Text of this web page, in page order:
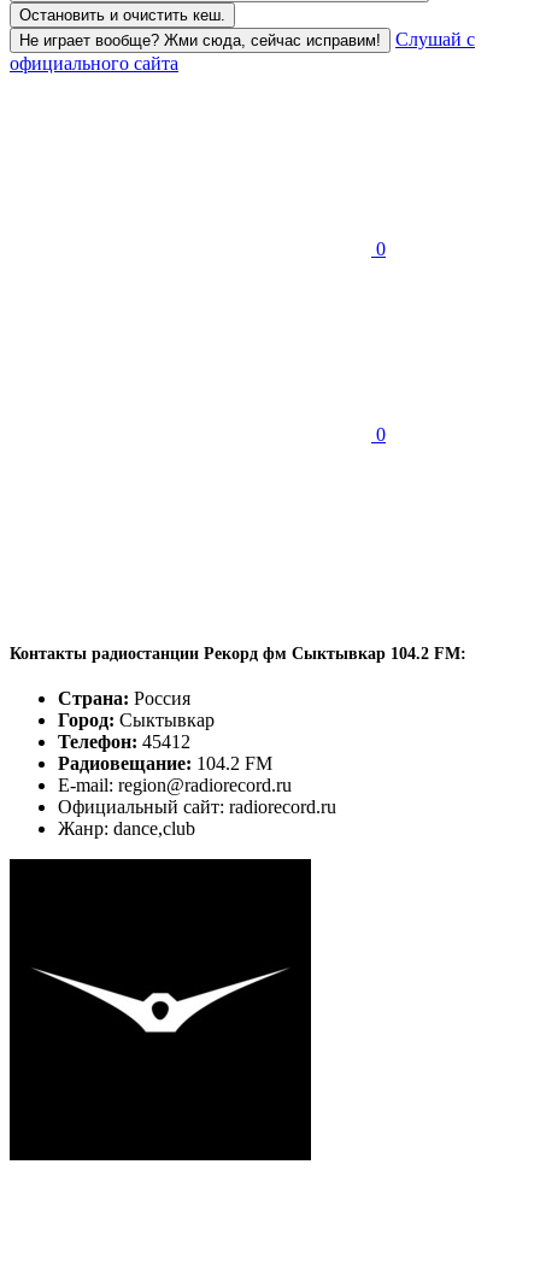
Остановить и очистить кеш.
Не играет вообще? Жми сюда, сейчас исправим!
Слушай с
официального сайта
0
0
Контакты радиостанции Рекорд фм Сыктывкар 104.2 FM:
Страна: Россия
Город: Сыктывкар
Телефон: 45412
Радиовещание: 104.2 FM
E-mail: region@radiorecord.ru
Официальный сайт: radiorecord.ru
Жанр: dance,club